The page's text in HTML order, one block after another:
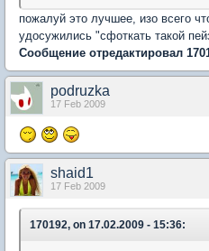
пожалуй это лучшее, изо всего
удосужились "сфоткать такой
Сообщение отредактировал
podruzka
17 Feb 2009
shaid1
17 Feb 2009
170192, on 17.02.2009 - 15:36: